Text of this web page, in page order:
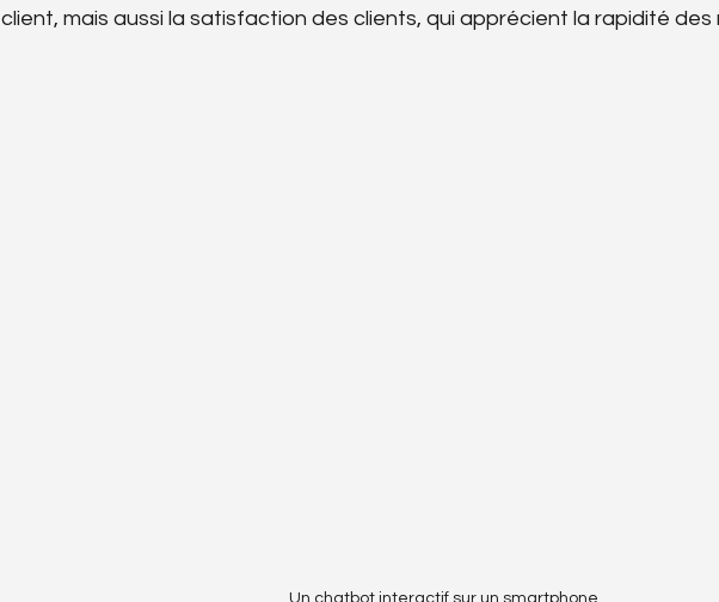
client, mais aussi la satisfaction des clients, qui apprécient la rapidité des